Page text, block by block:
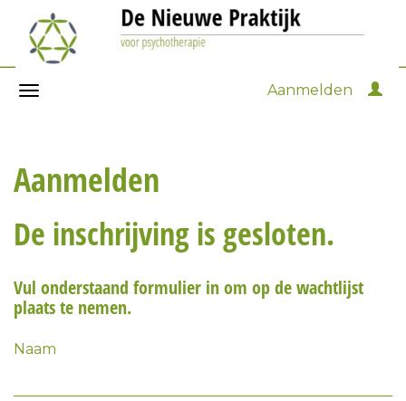
Aanmelden
Aanmelden
De inschrijving is gesloten.
Vul onderstaand formulier in om op de wachtlijst
plaats te nemen.
Naam